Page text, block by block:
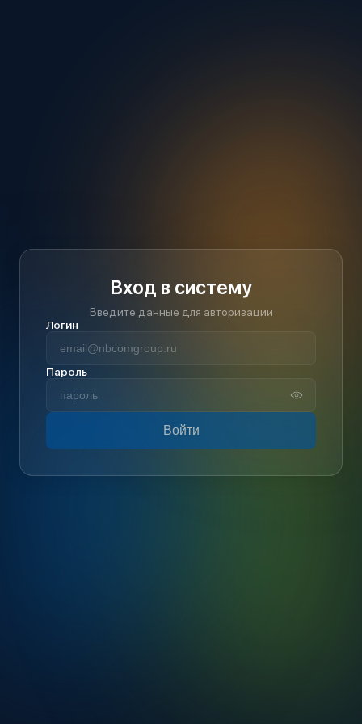
Вход в систему
Введите данные для авторизации
Логин
Пароль
Войти